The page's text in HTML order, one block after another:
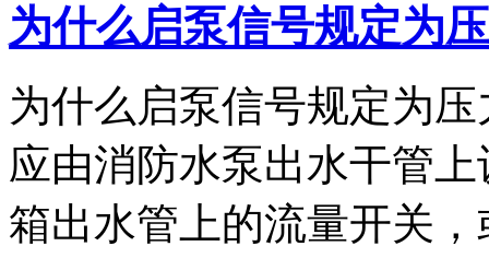
为什么启泵信号规定为
为什么启泵信号规定为
应由消防水泵出水干管
箱出水管上的流量开关